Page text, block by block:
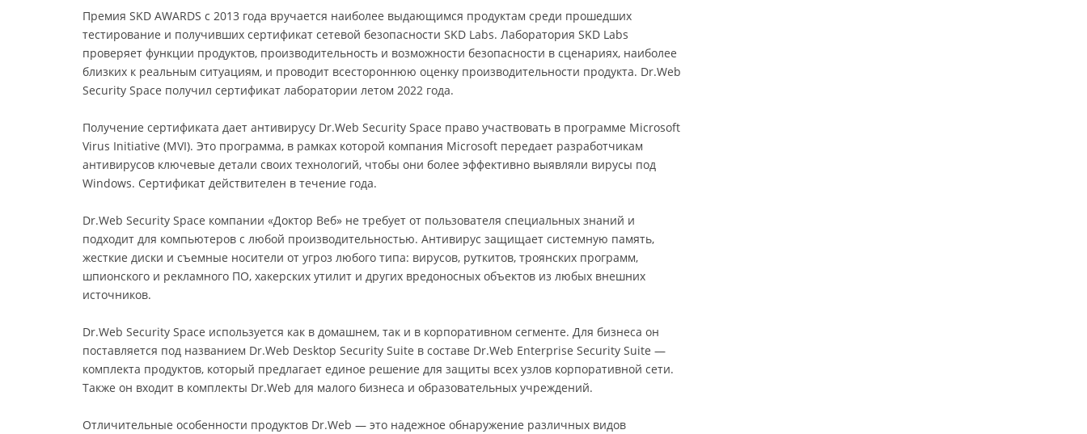
Премия SKD AWARDS с 2013 года вручается наиболее выдающимся продуктам среди прошедших
тестирование и получивших сертификат сетевой безопасности SKD Labs. Лаборатория SKD Labs
проверяет функции продуктов, производительность и возможности безопасности в сценариях, наиболее
близких к реальным ситуациям, и проводит всестороннюю оценку производительности продукта. Dr.Web
Security Space получил сертификат лаборатории летом 2022 года.
Получение сертификата дает антивирусу Dr.Web Security Space право участвовать в программе Microsoft
Virus Initiative (MVI). Это программа, в рамках которой компания Microsoft передает разработчикам
антивирусов ключевые детали своих технологий, чтобы они более эффективно выявляли вирусы под
Windows. Сертификат действителен в течение года.
Dr.Web Security Space компании «Доктор Веб» не требует от пользователя специальных знаний и
подходит для компьютеров с любой производительностью. Антивирус защищает системную память,
жесткие диски и съемные носители от угроз любого типа: вирусов, руткитов, троянских программ,
шпионского и рекламного ПО, хакерских утилит и других вредоносных объектов из любых внешних
источников.
Dr.Web Security Space используется как в домашнем, так и в корпоративном сегменте. Для бизнеса он
поставляется под названием Dr.Web Desktop Security Suite в составе Dr.Web Enterprise Security Suite —
комплекта продуктов, который предлагает единое решение для защиты всех узлов корпоративной сети.
Также он входит в комплекты Dr.Web для малого бизнеса и образовательных учреждений.
Отличительные особенности продуктов Dr.Web — это надежное обнаружение различных видов